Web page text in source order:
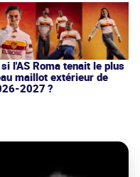
l'AS Roma tenait le plus
maillot extérieur de
2027 ?